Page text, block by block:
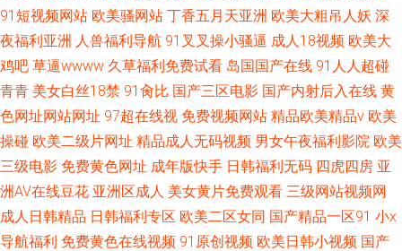
91短视频网站 欧美骚网站 丁香五月天亚洲 欧美大粗吊人妖 深
夜福利亚洲 人兽福利导航 91叉叉操小骚逼 成人18视频 欧美大
鸡吧 草逼wwww 久草福利免费试看 岛国国产在线 91人人超碰
青青 美女白丝18禁 91肏比 国产三区电影 国产内射后入在线 黄
色网址网站网址 97超在线视 免费视频网站 精品欧美精品v 欧美
操碰 欧美二级片网址 精品成人无码视频 男女午夜福利影院 欧美
三级电影 免费黄色网址 成年版快手 日韩福利无码 四虎四房 亚
洲AV在线豆花 亚洲区成人 美女黄片免费观看 三级网站视频网
成人日韩精品 日韩福利专区 欧美二区女同 国产精品一区91 小x
导航福利 免费黄色在线视频 91原创视频 欧美日韩小视频 国产